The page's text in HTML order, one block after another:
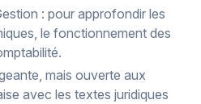
: pour approfondir les
le fonctionnement des
mais ouverte aux
avec les textes juridiques